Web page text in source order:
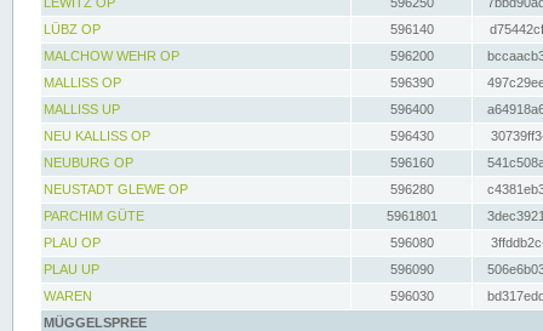
LÜBZ OP
596140
MALCHOW WEHR OP
596200
MALLISS OP
596390
MALLISS UP
596400
NEU KALLISS OP
596430
NEUBURG OP
596160
NEUSTADT GLEWE OP
596280
PARCHIM GÜTE
5961801
PLAU OP
596080
PLAU UP
596090
WAREN
596030
MÜGGELSPREE